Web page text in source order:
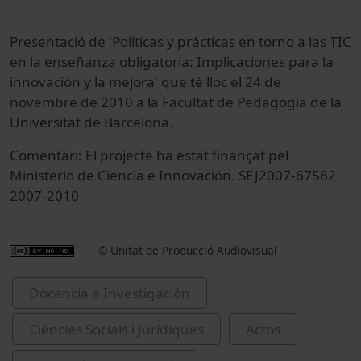
Presentació de 'Políticas y prácticas en torno a las TIC
en la enseñanza obligatoria: Implicaciones para la
innovación y la mejora' que té lloc el 24 de
novembre de 2010 a la Facultat de Pedagogia de la
Universitat de Barcelona.
Comentari: El projecte ha estat finançat pel
Ministerio de Ciencia e Innovación. SEJ2007-67562.
2007-2010
© Unitat de Producció Audiovisual
Docencia e Investigación
Ciències Socials i Jurídiques
Actos